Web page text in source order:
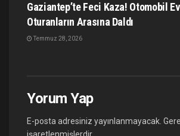
Gaziantep’te Feci Kaza! Otomobil
Oturanların Arasına Daldı
Temmuz 28, 2026
Yorum Yap
E-posta adresiniz yayınlanmayacak.